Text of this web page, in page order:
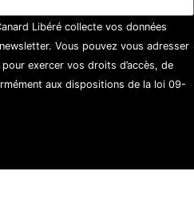
Libéré collecte vos données
Vous pouvez vous adresser
exercer vos droits d’accès, de
aux dispositions de la loi 09-